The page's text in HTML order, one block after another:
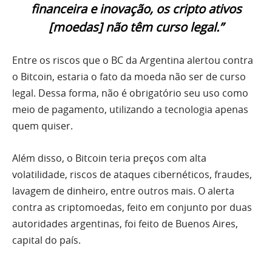
financeira e inovação, os cripto ativos
[moedas] não têm curso legal.”
Entre os riscos que o BC da Argentina alertou contra
o Bitcoin, estaria o fato da moeda não ser de curso
legal. Dessa forma, não é obrigatório seu uso como
meio de pagamento, utilizando a tecnologia apenas
quem quiser.
Além disso, o Bitcoin teria preços com alta
volatilidade, riscos de ataques cibernéticos, fraudes,
lavagem de dinheiro, entre outros mais. O alerta
contra as criptomoedas, feito em conjunto por duas
autoridades argentinas, foi feito de Buenos Aires,
capital do país.